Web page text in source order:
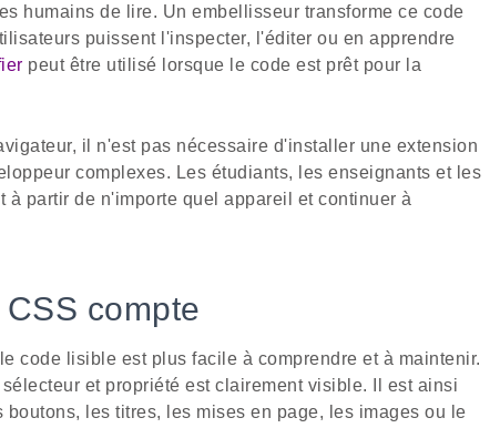
humains de lire. Un embellisseur transforme ce code
puissent l'inspecter, l'éditer ou en apprendre
peut être utilisé lorsque le code est prêt pour la
il n'est pas nécessaire d'installer une extension
complexes. Les étudiants, les enseignants et les
partir de n'importe quel appareil et continuer à
compte
code lisible est plus facile à comprendre et à maintenir.
et propriété est clairement visible. Il est ainsi
les titres, les mises en page, les images ou le